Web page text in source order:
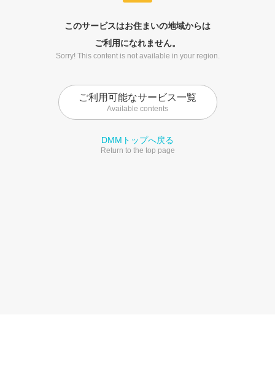
このサービスはお住まいの地域からは
ご利用になれません。
Sorry! This content is not available in your region.
ご利用可能なサービス一覧
Available contents
DMMトップへ戻る
Return to the top page